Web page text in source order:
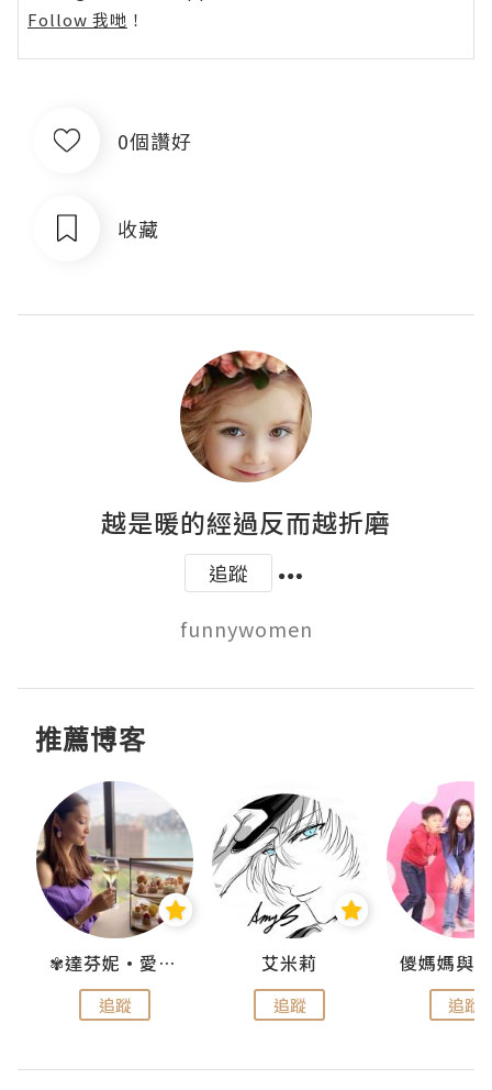
Follow 我哋 ！
0個讚好
收藏
越是暖的經過反而越折磨
追蹤
funnywomen
推薦博客
✾達芬妮•愛孩子•愛生活✾
追蹤
艾米莉
追蹤 追蹤